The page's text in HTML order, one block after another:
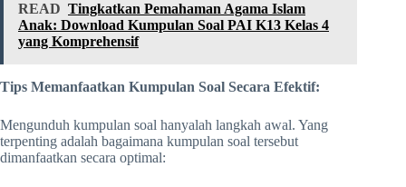
READ Tingkatkan Pemahaman Agama Islam
Anak: Download Kumpulan Soal PAI K13 Kelas 4
yang Komprehensif
Tips Memanfaatkan Kumpulan Soal Secara Efektif:
Mengunduh kumpulan soal hanyalah langkah awal. Yang
terpenting adalah bagaimana kumpulan soal tersebut
dimanfaatkan secara optimal: